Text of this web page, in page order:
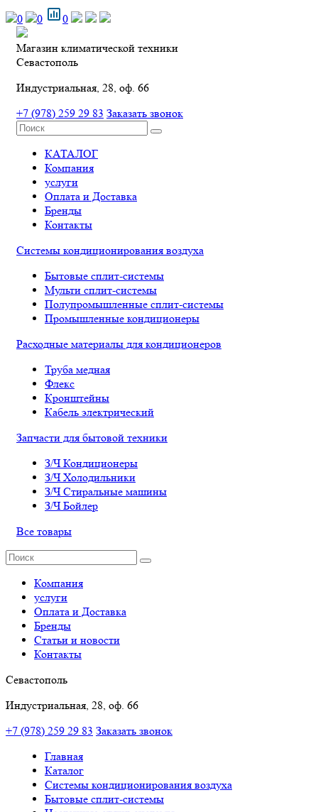
0 0 0
Магазин климатической техники
Севастополь
Индустриальная, 28, оф. 66
+7 (978) 259 29 83 Заказать звонок
КАТАЛОГ
Компания
услуги
Оплата и Доставка
Бренды
Контакты
Системы кондиционирования воздуха
Бытовые сплит-системы
Мульти сплит-системы
Полупромышленные сплит-системы
Промышленные кондиционеры
Расходные материалы для кондиционеров
Труба медная
Флекс
Кронштейны
Кабель электрический
Запчасти для бытовой техники
З/Ч Кондиционеры
З/Ч Холодильники
З/Ч Стиральные машины
З/Ч Бойлер
Все товары
Компания
услуги
Оплата и Доставка
Бренды
Статьи и новости
Контакты
Севастополь
Индустриальная, 28, оф. 66
+7 (978) 259 29 83 Заказать звонок
Главная
Каталог
Системы кондиционирования воздуха
Бытовые сплит-системы